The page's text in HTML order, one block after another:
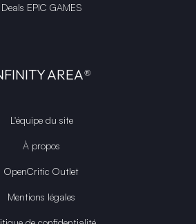
Deals EPIC GAMES
AREA®
L'équipe du site
À propos
OpenCritic Outlet
Mentions légales